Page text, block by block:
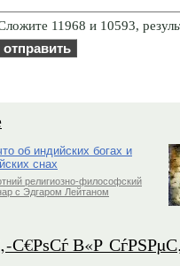
11968 и 10593,
об индийских богах и
снах
религиозно-философский
с Эдгаром Лейтаном
С€РѕСѓ В«Р